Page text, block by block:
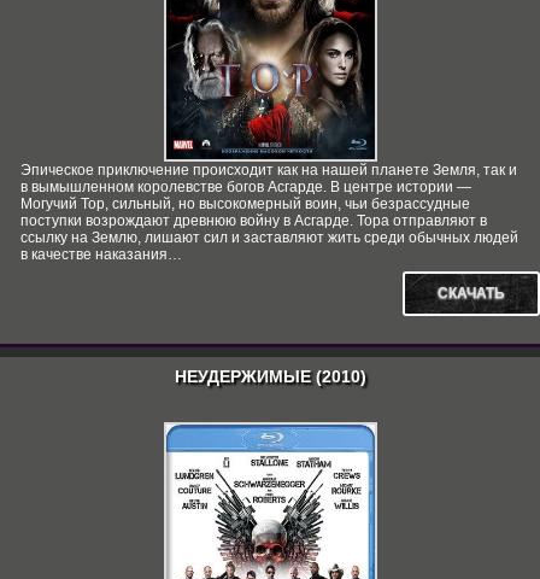
Эпическое приключение происходит как на нашей планете Земля, так и
в вымышленном королевстве богов Асгарде. В центре истории —
Могучий Тор, сильный, но высокомерный воин, чьи безрассудные
поступки возрождают древнюю войну в Асгарде. Тора отправляют в
ссылку на Землю, лишают сил и заставляют жить среди обычных людей
в качестве наказания…
СКАЧАТЬ
НЕУДЕРЖИМЫЕ (2010)